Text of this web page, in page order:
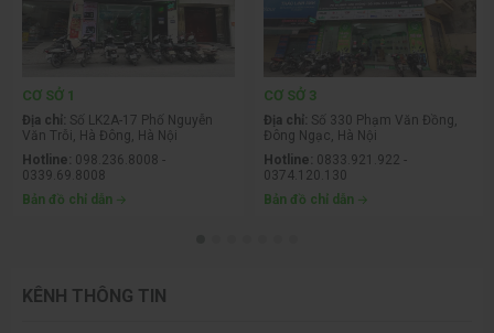
CƠ SỞ 1
Địa chỉ: Số LK2A-17 Phố Nguyễn
Văn Trỗi, Hà Đông, Hà Nội
Hotline: 098.236.8008 -
0339.69.8008
Bản đồ chỉ dẫn
CƠ SỞ 3
Địa chỉ: Số 330 Phạm Văn Đồng,
Đông Ngạc, Hà Nội
Hotline: 0833.921.922 -
0374.120.130
Bản đồ chỉ dẫn
KÊNH THÔNG TIN